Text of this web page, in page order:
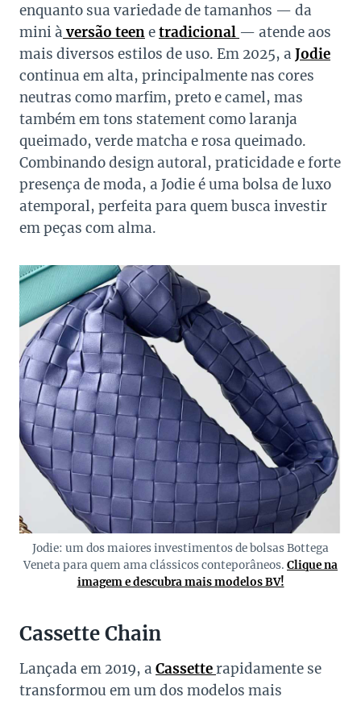
enquanto sua variedade de tamanhos — da
mini àversão teenetradicional — atende aos
mais diversos estilos de uso. Em 2025, a Jodie
continua em alta, principalmente nas cores
neutras como marfim, preto e camel, mas
também em tons statement como laranja
queimado, verde matcha e rosa queimado.
Combinando design autoral, praticidade e forte
presença de moda, a Jodie é uma bolsa de luxo
atemporal, perfeita para quem busca investir
em peças com alma.
Jodie: um dos maiores investimentos de bolsas Bottega
Veneta para quem ama clássicos conteporâneos. Clique na
imagem e descubra mais modelos BV!
Cassette Chain
Lançada em 2019, a Cassetterapidamente se
transformou em um dos modelos mais